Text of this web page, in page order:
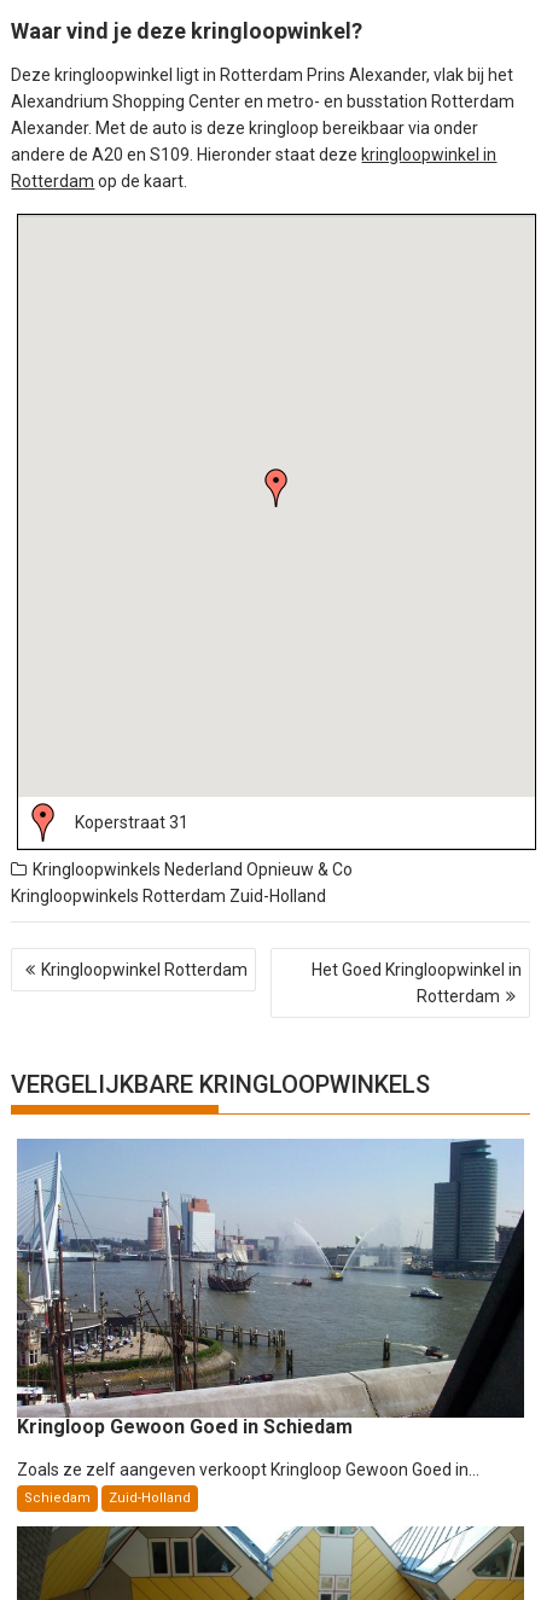
Waar vind je deze kringloopwinkel?
Deze kringloopwinkel ligt in Rotterdam Prins Alexander, vlak bij het
Alexandrium Shopping Center en metro- en busstation Rotterdam
Alexander. Met de auto is deze kringloop bereikbaar via onder
andere de A20 en S109. Hieronder staat dezekringloopwinkel in
Rotterdam op de kaart.
Koperstraat 31
Kringloopwinkels Nederland Opnieuw & Co
Kringloopwinkels Rotterdam Zuid-Holland
e
h
t
v
i
g
a
t
i
e
Kringloopwinkel Rotterdam
Het Goed Kringloopwinkel in
Rotterdam
VERGELIJKBARE KRINGLOOPWINKELS
Kringloop Gewoon Goed in Schiedam
Zoals ze zelf aangeven verkoopt Kringloop Gewoon Goed in...
Schiedam Zuid-Holland